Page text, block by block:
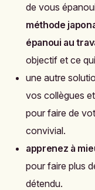
de vous
méthode
épanoui au
objectif et ce
une autre
vos collègues
pour faire de
convivial.
apprenez à
pour faire plus
détendu.